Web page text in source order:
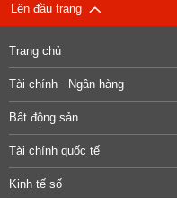
Lên đầu trang
Trang chủ
Tài chính - Ngân hàng
Bất động sản
Tài chính quốc tế
Kinh tế số